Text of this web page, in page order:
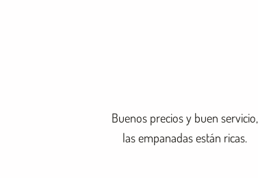
Buenos precios y buen servicio,
las empanadas están ricas.